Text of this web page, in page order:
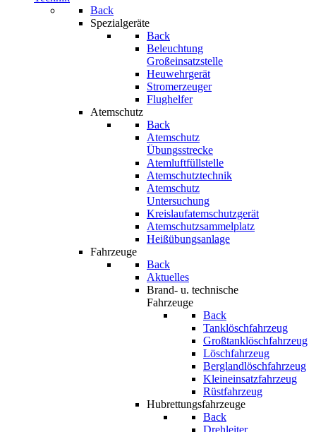
Back
Spezialgeräte
Back
Beleuchtung
Großeinsatzstelle
Heuwehrgerät
Stromerzeuger
Flughelfer
Atemschutz
Back
Atemschutz
Übungsstrecke
Atemluftfüllstelle
Atemschutztechnik
Atemschutz
Untersuchung
Kreislaufatemschutzgerät
Atemschutzsammelplatz
Heißübungsanlage
Fahrzeuge
Back
Aktuelles
Brand- u. technische
Fahrzeuge
Back
Tanklöschfahrzeug
Großtanklöschfahrzeug
Löschfahrzeug
Berglandlöschfahrzeug
Kleineinsatzfahrzeug
Rüstfahrzeug
Hubrettungsfahrzeuge
Back
Drehleiter